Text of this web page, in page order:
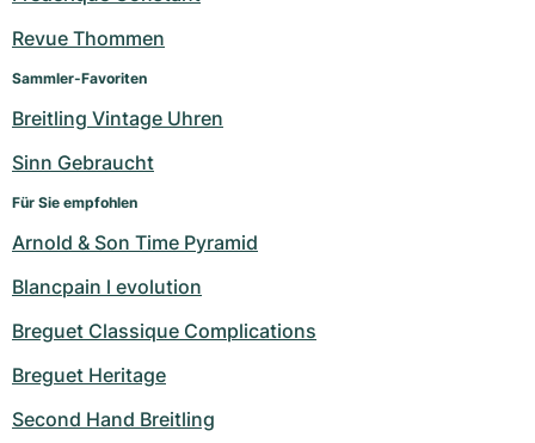
Revue Thommen
Sammler-Favoriten
Breitling Vintage Uhren
Sinn Gebraucht
Für Sie empfohlen
Arnold & Son Time Pyramid
Blancpain l evolution
Breguet Classique Complications
Breguet Heritage
Second Hand Breitling